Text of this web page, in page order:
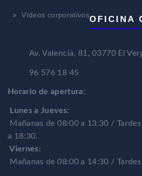
Vídeos corporativosOFICINA
Av. Valencia, 81, 03770 El
96 576 18 45
Horario de apertura:
Lunes a Jueves:
Mañanas de 08:00 a 13:30 /
a 18:30.
Viernes:
Mañanas de 08:00 a 14:30 /